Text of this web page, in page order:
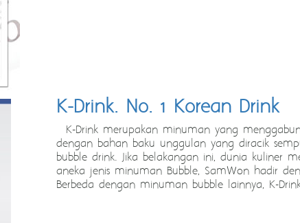
K-Drink. No. 1 Korean Drink
K-Drink merupakan minuman yang
dengan bahan baku unggulan yang diracik
bubble drink. Jika belakangan ini, dunia kuliner
aneka jenis minuman Bubble, SamWon hadir
Berbeda dengan minuman bubble lainnya, K-